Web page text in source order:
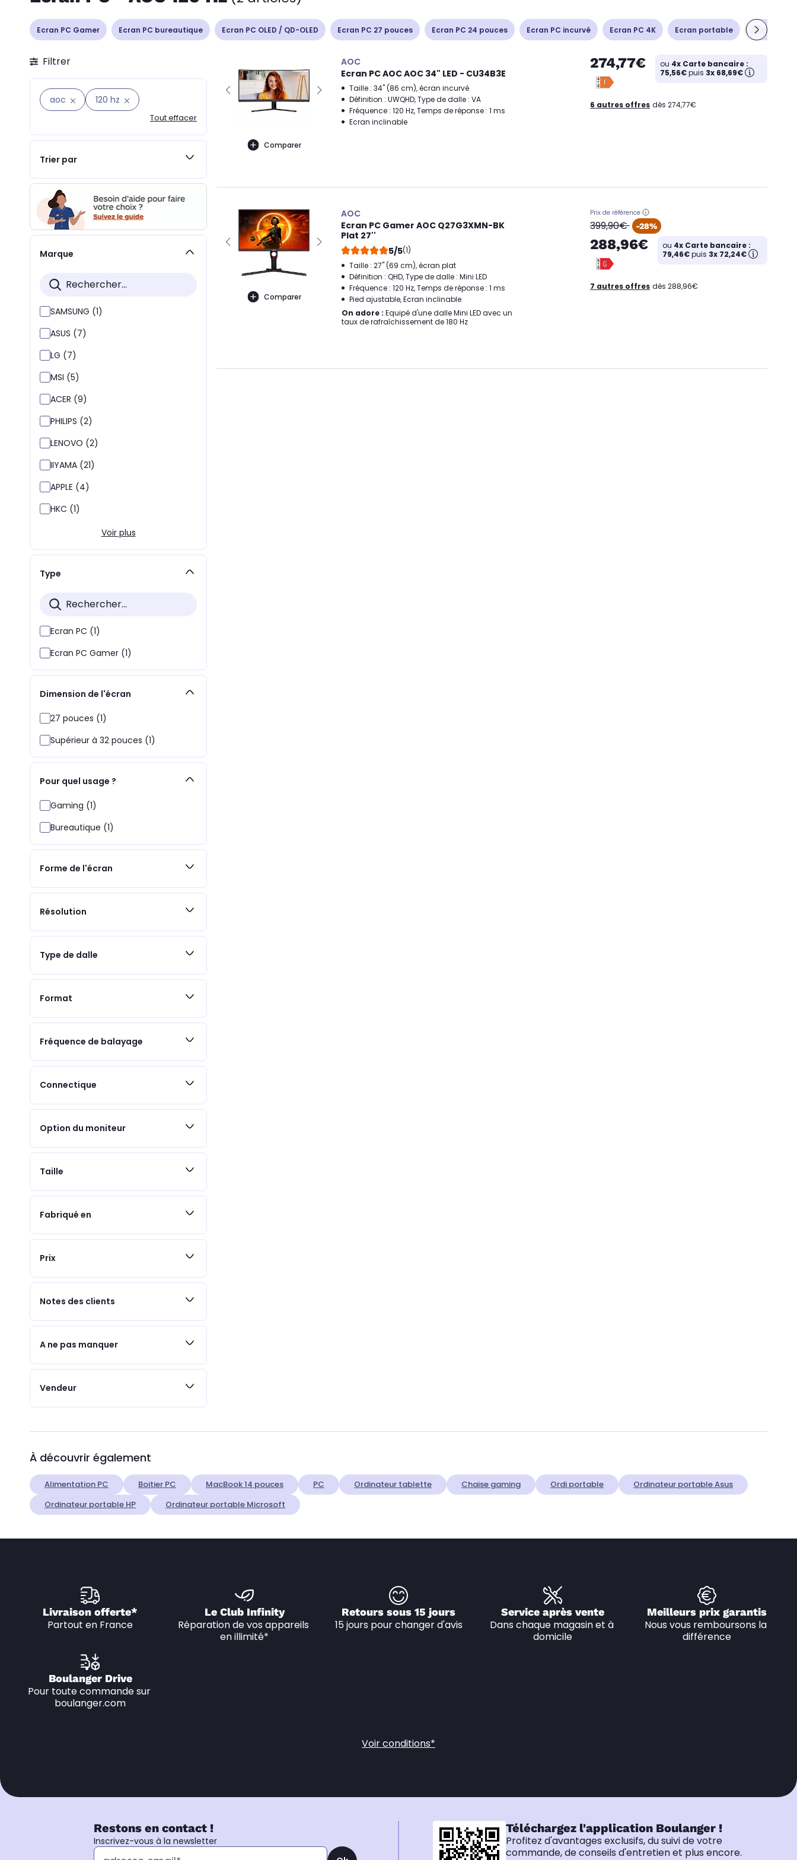
Ecran PC Gamer Ecran PC bureautique Ecran PC OLED / QD-OLED Ecran PC 27 pouces Ecran PC 24 pouces Ecran PC incurvé Ecran PC 4K Ecran portable Ecran PC
Filtrer
aoc 120 hz
Tout effacer
Trier par
Marque
SAMSUNG (1)
ASUS (7)
LG (7)
MSI (5)
ACER (9)
PHILIPS (2)
LENOVO (2)
IIYAMA (21)
APPLE (4)
HKC (1)
Voir plus
Type
Ecran PC (1)
Ecran PC Gamer (1)
Dimension de l'écran
27 pouces (1)
Supérieur à 32 pouces (1)
Pour quel usage ?
Gaming (1)
Bureautique (1)
Forme de l'écran
Résolution
Type de dalle
Format
Fréquence de balayage
Connectique
Option du moniteur
Taille
Fabriqué en
Prix
Notes des clients
A ne pas manquer
Vendeur
Comparer
AOC
Ecran PC AOC AOC 34" LED - CU34B3E
Taille : 34" (86 cm), écran incurvé
Définition : UWQHD, Type de dalle : VA
Fréquence : 120 Hz, Temps de réponse : 1 ms
Ecran inclinable
274,77€ ou 4x Carte bancaire :
75,56€puis 3x 68,69€
6 autres offres dès 274,77€
Comparer
AOC
Ecran PC Gamer AOC Q27G3XMN-BK
Plat 27''
5/5(1)
Taille : 27" (69 cm), écran plat
Définition : QHD, Type de dalle : Mini LED
Fréquence : 120 Hz, Temps de réponse : 1 ms
Pied ajustable, Ecran inclinable
On adore : Equipé d'une dalle Mini LED avec un
taux de rafraîchissement de 180 Hz
Prix de référence
oldPrice
399,90€ -28%
288,96€ ou 4x Carte bancaire :
79,46€puis 3x 72,24€
7 autres offres dès 288,96€
À découvrir également
Alimentation PC Boitier PC MacBook 14 pouces PC Ordinateur tablette Chaise gaming Ordi portable
Ordinateur portable Asus
Ordinateur portable HP
Ordinateur portable Microsoft
Livraison offerte*
Partout en France
Le Club Infinity
Réparation de vos appareils
en illimité*
Retours sous 15 jours
15 jours pour changer d'avis
Service après vente
Dans chaque magasin et à
domicile
Meilleurs prix garantis
Nous vous remboursons la
différence
Boulanger Drive
Pour toute commande sur
boulanger.com
Voir conditions*
Restons en contact !
Inscrivez-vous à la newsletter
Téléchargez l'application Boulanger !
Profitez d'avantages exclusifs, du suivi de votre
commande, de conseils d'entretien et plus encore.